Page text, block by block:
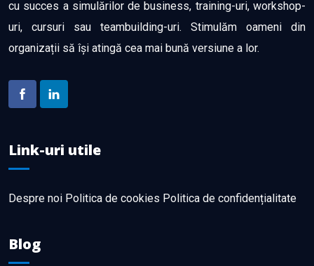
cu succes a simulărilor de business, training-uri, workshop-
uri, cursuri sau teambuilding-uri. Stimulăm oameni din
organizații să își atingă cea mai bună versiune a lor.
Link-uri utile
Despre noi Politica de cookies Politica de confidențialitate
Blog